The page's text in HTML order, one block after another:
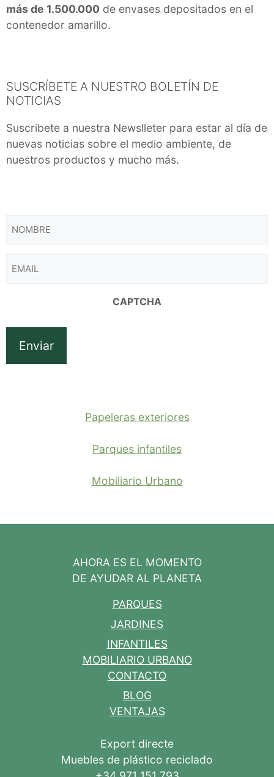
más de 1.500.000 de envases depositados en el
contenedor amarillo.
SUSCRÍBETE A NUESTRO BOLETÍN DE
NOTICIAS
Suscribete a nuestra Newslleter para estar al día de
nuevas noticias sobre el medio ambiente, de
nuestros productos y mucho más.
CAPTCHA
Papeleras exteriores
Parques infantiles
Mobiliario Urbano
AHORA ES EL MOMENTO
DE AYUDAR AL PLANETA
PARQUES
JARDINES
INFANTILES
MOBILIARIO URBANO
CONTACTO
BLOG
VENTAJAS
Export directe
Muebles de plástico reciclado